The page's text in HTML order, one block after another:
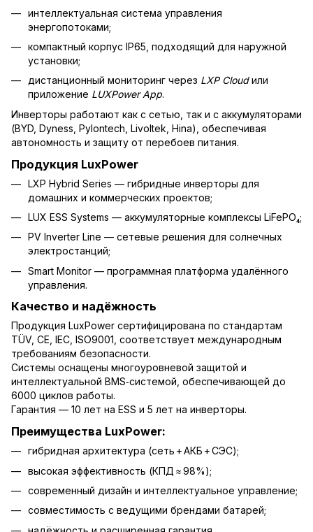
интеллектуальная система управления
энергопотоками;
компактный корпус IP65, подходящий для наружной
установки;
дистанционный мониторинг через LXP Cloudили
приложение LUXPower App.
Инверторы работают как с сетью, так и с аккумуляторами
(BYD, Dyness, Pylontech, Livoltek, Hina), обеспечивая
автономность и защиту от перебоев питания.
Продукция LuxPower
LXP Hybrid Series — гибридные инверторы для
домашних и коммерческих проектов;
LUX ESS Systems — аккумуляторные комплексы LiFePO₄;
PV Inverter Line — сетевые решения для солнечных
электростанций;
Smart Monitor — программная платформа удалённого
управления.
Качество и надёжность
Продукция LuxPower сертифицирована по стандартам
TÜV, CE, IEC, ISO9001, соответствует международным
требованиям безопасности.
Системы оснащены многоуровневой защитой и
интеллектуальной BMS‑системой, обеспечивающей до
6000 циклов работы.
Гарантия — 10 лет на ESS и 5 лет на инверторы.
Преимущества LuxPower:
гибридная архитектура (сеть + АКБ + СЭС);
высокая эффективность (КПД ≈ 98%);
современный дизайн и интеллектуальное управление;
совместимость с ведущими брендами батарей;